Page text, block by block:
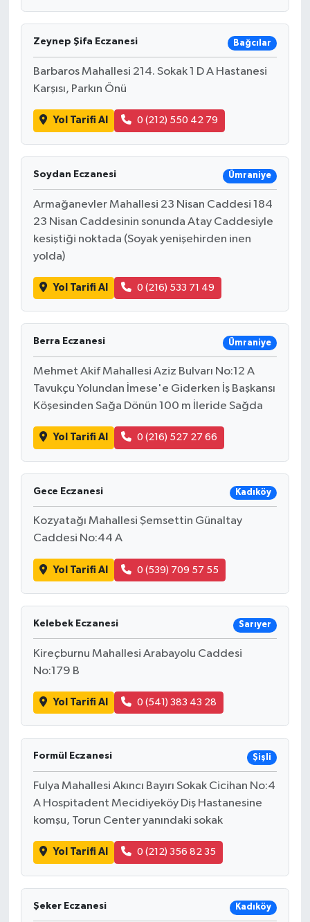
Zeynep Şifa Eczanesi Bağcılar
Barbaros Mahallesi 214. Sokak 1 D A Hastanesi
Karşısı, Parkın Önü
Yol Tarifi Al 0 (212) 550 42 79
Soydan Eczanesi Ümraniye
Armağanevler Mahallesi 23 Nisan Caddesi 184
23 Nisan Caddesinin sonunda Atay Caddesiyle
kesiştiği noktada (Soyak yenişehirden inen
yolda)
Yol Tarifi Al 0 (216) 533 71 49
Berra Eczanesi Ümraniye
Mehmet Akif Mahallesi Aziz Bulvarı No:12 A
Tavukçu Yolundan İmese'e Giderken İş Başkansı
Köşesinden Sağa Dönün 100 m İleride Sağda
Yol Tarifi Al 0 (216) 527 27 66
Gece Eczanesi Kadıköy
Kozyatağı Mahallesi Şemsettin Günaltay
Caddesi No:44 A
Yol Tarifi Al 0 (539) 709 57 55
Kelebek Eczanesi Sarıyer
Kireçburnu Mahallesi Arabayolu Caddesi
No:179 B
Yol Tarifi Al 0 (541) 383 43 28
Formül Eczanesi Şişli
Fulya Mahallesi Akıncı Bayırı Sokak Cicihan No:4
A Hospitadent Mecidiyeköy Diş Hastanesine
komşu, Torun Center yanındaki sokak
Yol Tarifi Al 0 (212) 356 82 35
Şeker Eczanesi Kadıköy